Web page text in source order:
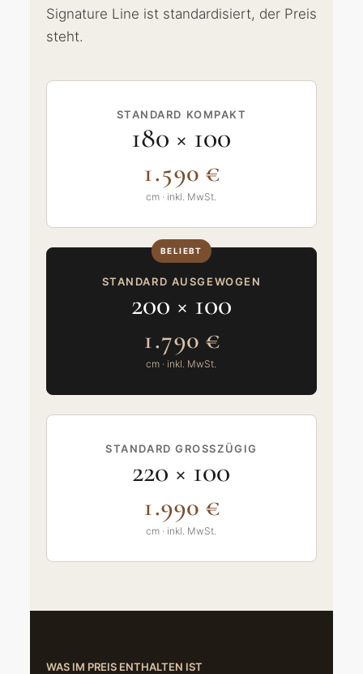
Signature Line ist standardisiert, der Preis
steht.
STANDARD KOMPAKT
180 × 100
1.590 €
cm · inkl. MwSt.
STANDARD AUSGEWOGEN
200 × 100
1.790 €
cm · inkl. MwSt.
STANDARD GROSSZÜGIG
220 × 100
1.990 €
cm · inkl. MwSt.
WAS IM PREIS ENTHALTEN IST